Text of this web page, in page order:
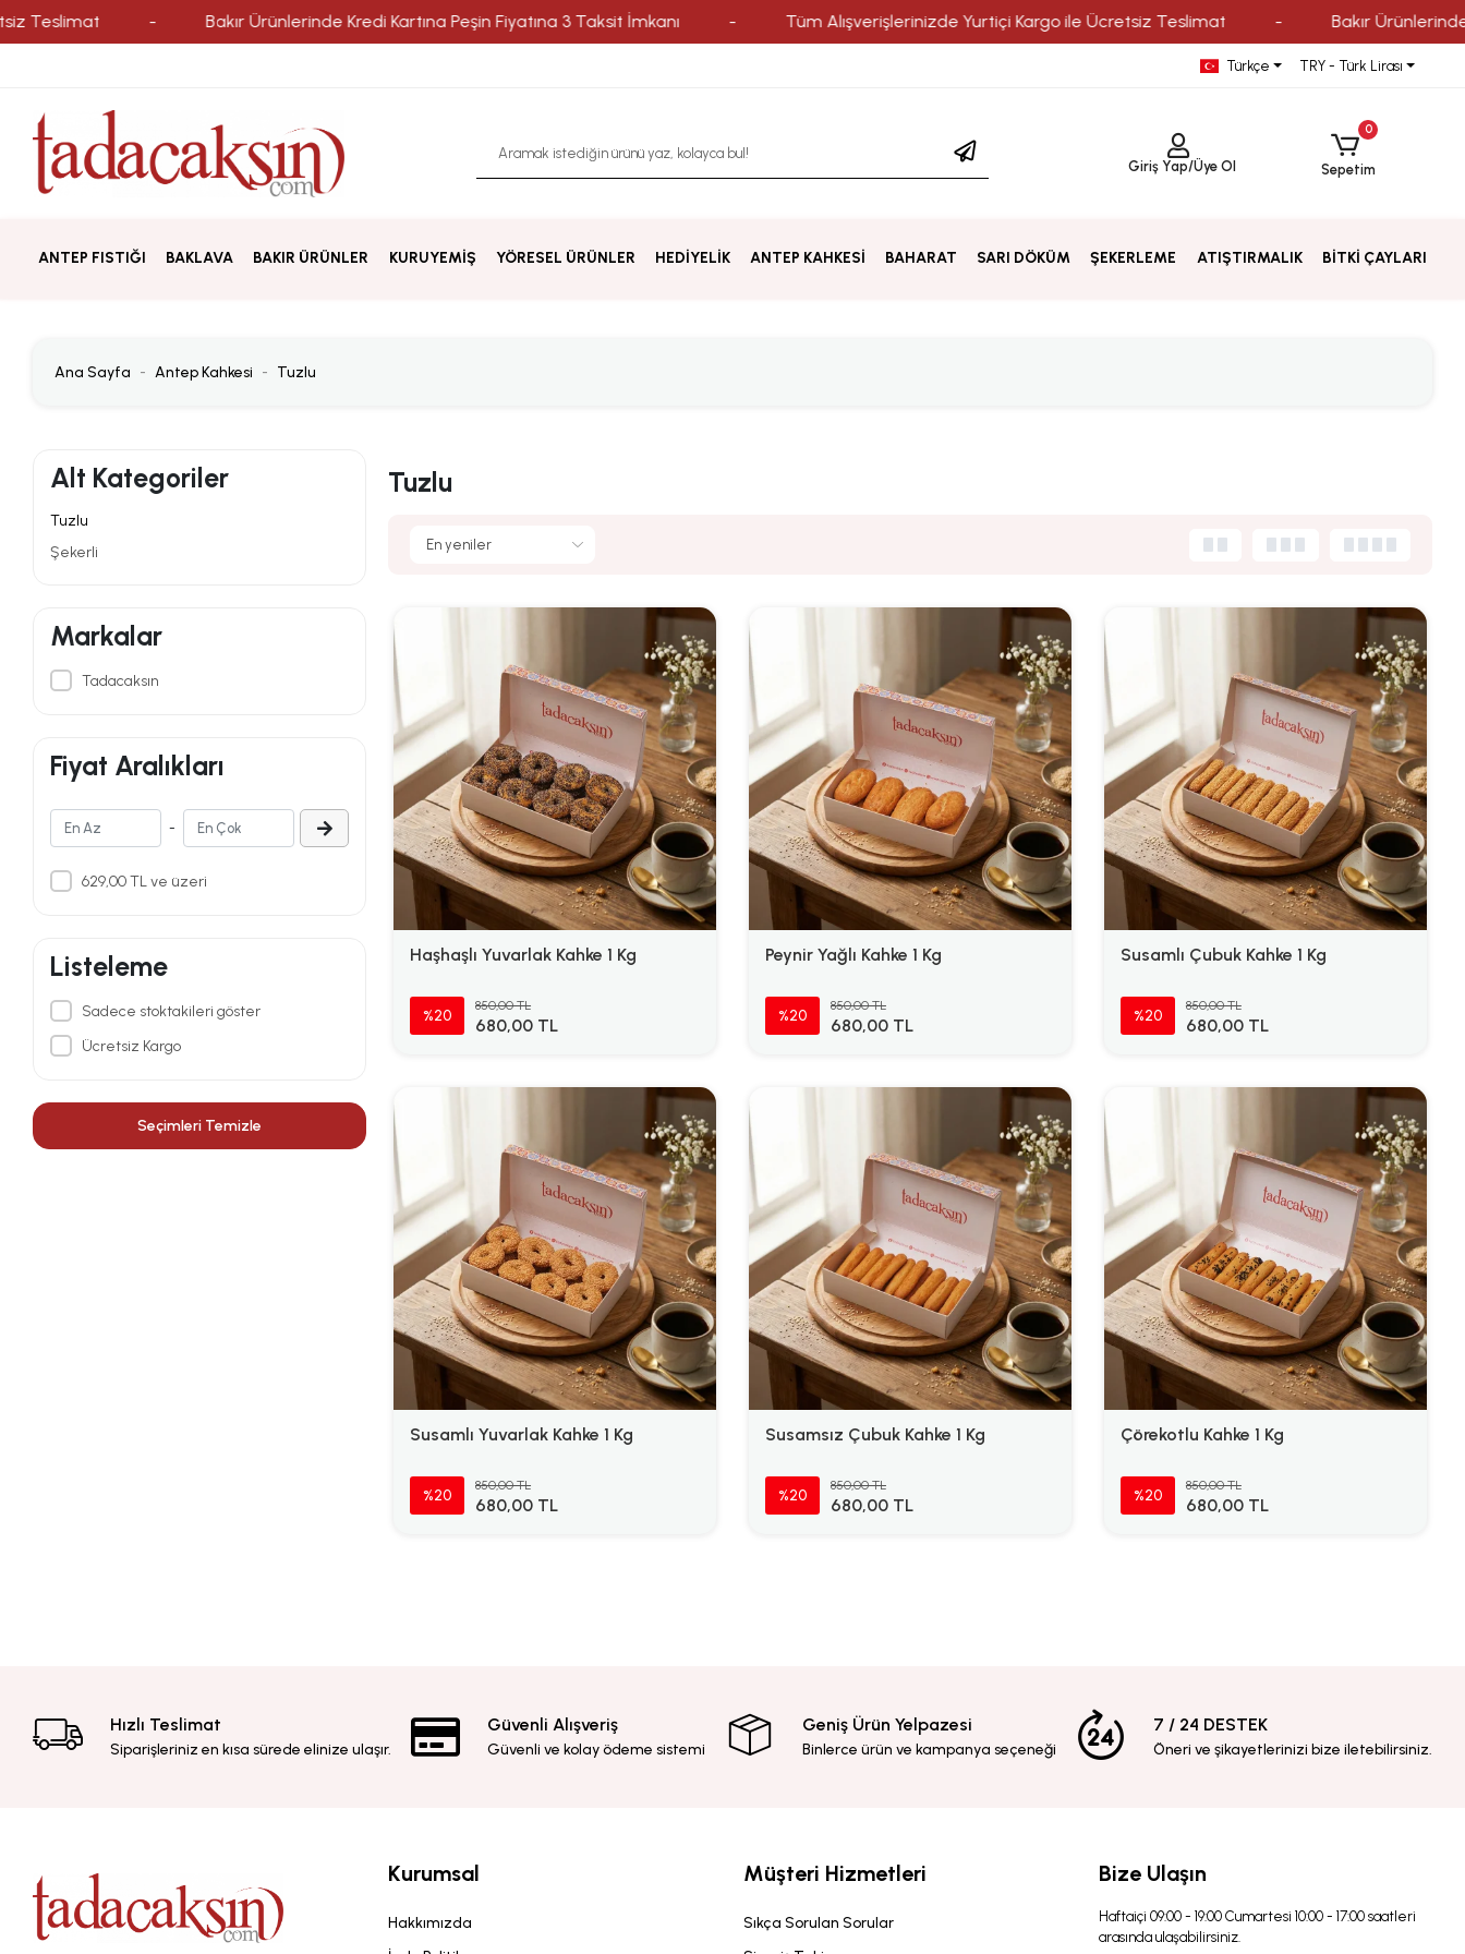
Bakır Ürünlerinde Kredi Kartına Peşin Fiyatına 3 Taksit İmkanı Tüm Alışverişlerinizde Yurtiçi Kargo ile Ücretsiz Teslimat Bakır Ürünlerinde
Türkçe TRY - Türk Lirası
Giriş Yap/Üye Ol
0
Sepetim
ANTEP FISTIĞI BAKLAVA BAKIR ÜRÜNLER KURUYEMİŞ YÖRESEL ÜRÜNLER HEDİYELİK ANTEP KAHKESİ BAHARAT SARI DÖKÜM ŞEKERLEME ATIŞTIRMALIK BİTKİ ÇAYLARI
Ana Sayfa Antep Kahkesi Tuzlu
Alt Kategoriler
Tuzlu
Şekerli
Markalar
Tadacaksın
Fiyat Aralıkları
-
629,00 TL ve üzeri
Listeleme
Sadece stoktakileri göster
Ücretsiz Kargo
Seçimleri Temizle
Tuzlu
Haşhaşlı Yuvarlak Kahke 1 Kg
%20
850,00 TL
680,00 TL
Peynir Yağlı Kahke 1 Kg
%20
850,00 TL
680,00 TL
Susamlı Çubuk Kahke 1 Kg
%20
850,00 TL
680,00 TL
Susamlı Yuvarlak Kahke 1 Kg
%20
850,00 TL
680,00 TL
Susamsız Çubuk Kahke 1 Kg
%20
850,00 TL
680,00 TL
Çörekotlu Kahke 1 Kg
%20
850,00 TL
680,00 TL
Hızlı Teslimat
Siparişleriniz en kısa sürede elinize ulaşır.
Güvenli Alışveriş
Güvenli ve kolay ödeme sistemi
Geniş Ürün Yelpazesi
Binlerce ürün ve kampanya seçeneği
7 / 24 DESTEK
Öneri ve şikayetlerinizi bize iletebilirsiniz.
Kurumsal
Hakkımızda
Müşteri Hizmetleri
Sıkça Sorulan Sorular
Bize Ulaşın
Haftaiçi 09:00 - 19:00 Cumartesi 10:00 - 17:00 saatleri
arasında ulaşabilirsiniz.